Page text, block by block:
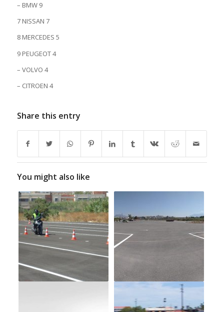
– BMW 9
7 NISSAN 7
8 MERCEDES 5
9 PEUGEOT 4
– VOLVO 4
– CITROEN 4
Share this entry
You might also like